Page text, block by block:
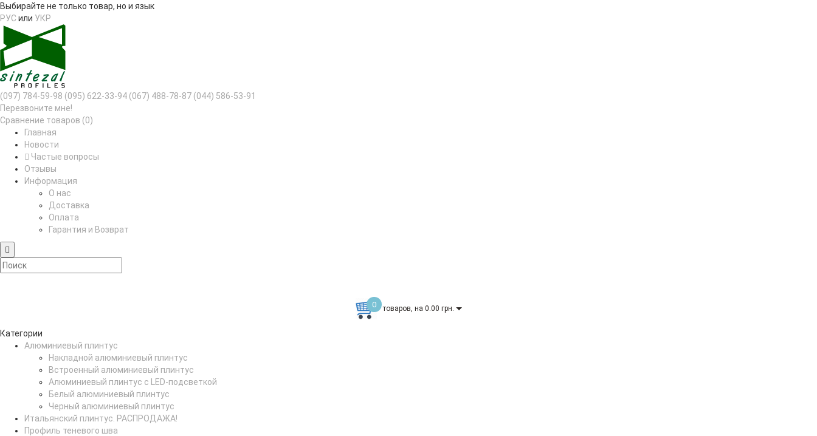
Выбирайте не только товар, но и язык
РУС или УКР
(097) 784-59-98 (095) 622-33-94 (067) 488-78-87 (044) 586-53-91
Перезвоните мне!
Сравнение товаров (0)
Главная
Новости
Частые вопросы
Отзывы
Информация
О нас
Доставка
Оплата
Гарантия и Возврат
0 товаров, на 0.00 грн.
Категории
Алюминиевый плинтус
Накладной алюминиевый плинтус
Встроенный алюминиевый плинтус
Алюминиевый плинтус с LED-подсветкой
Белый алюминиевый плинтус
Черный алюминиевый плинтус
Итальянский плинтус. РАСПРОДАЖА!
Профиль теневого шва